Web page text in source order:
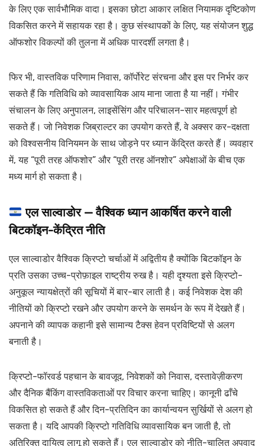
के लिए एक सार्वभौमिक वादा। इसका छोटा आकार लक्षित नियामक दृष्टिकोण
विकसित करने में सहायक रहा है। कुछ संस्थापकों के लिए, यह संयोजन शुद्ध
ऑफशोर विकल्पों की तुलना में अधिक पारदर्शी लगता है।
फिर भी, वास्तविक परिणाम निवास, कॉर्पोरेट संरचना और इस पर निर्भर कर
सकते हैं कि गतिविधि को व्यावसायिक आय माना जाता है या नहीं। गंभीर
संचालन के लिए अनुपालन, लाइसेंसिंग और परिचालन-सार महत्वपूर्ण हो
सकते हैं। जो निवेशक जिब्राल्टर का उपयोग करते हैं, वे अक्सर कर-दक्षता
को विश्वसनीय विनियमन के साथ जोड़ने पर ध्यान केंद्रित करते हैं। व्यवहार
में, यह “पूरी तरह ऑफशोर” और “पूरी तरह ऑनशोर” अपेक्षाओं के बीच एक
मध्य मार्ग हो सकता है।
एल साल्वाडोर — वैश्विक ध्यान आकर्षित करने वाली
बिटकॉइन-केंद्रित नीति
एल साल्वाडोर वैश्विक क्रिप्टो चर्चाओं में अद्वितीय है क्योंकि बिटकॉइन के
प्रति उसका उच्च-प्रोफ़ाइल राष्ट्रीय रुख है। यही दृश्यता इसे क्रिप्टो-
अनुकूल न्यायक्षेत्रों की सूचियों में बार-बार लाती है। कई निवेशक देश की
नीतियों को क्रिप्टो रखने और उपयोग करने के समर्थन के रूप में देखते हैं।
अपनाने की व्यापक कहानी इसे सामान्य टैक्स हेवन प्रविष्टियों से अलग
बनाती है।
क्रिप्टो-फॉरवर्ड पहचान के बावजूद, निवेशकों को निवास, दस्तावेज़ीकरण
और दैनिक बैंकिंग वास्तविकताओं पर विचार करना चाहिए। कानूनी ढाँचे
विकसित हो सकते हैं और दिन-प्रतिदिन का कार्यान्वयन सुर्खियों से अलग हो
सकता है। यदि आपकी क्रिप्टो गतिविधि व्यावसायिक बन जाती है, तो
अतिरिक्त दायित्व लागू हो सकते हैं। एल साल्वाडोर को नीति-चालित अपवाद